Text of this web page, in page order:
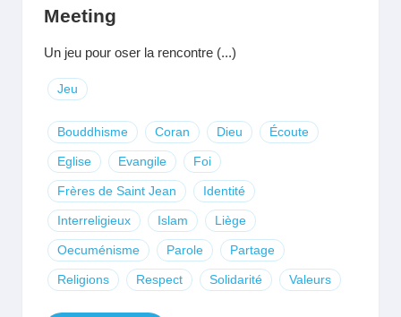
Meeting
Un jeu pour oser la rencontre (...)
Jeu
Bouddhisme Coran Dieu Écoute
Eglise Evangile Foi
Frères de Saint Jean Identité
Interreligieux Islam Liège
Oecuménisme Parole Partage
Religions Respect Solidarité Valeurs